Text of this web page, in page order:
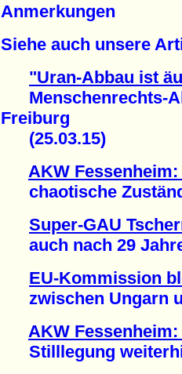
Anmerkungen
Siehe auch unsere
"Uran-Abbau ist
Menschenrechts-
Freiburg
(25.03.15)
AKW
chaotische
Super-GAU
auch nach 29
EU-Kommission
zwischen Ungarn
AKW
Stilllegung